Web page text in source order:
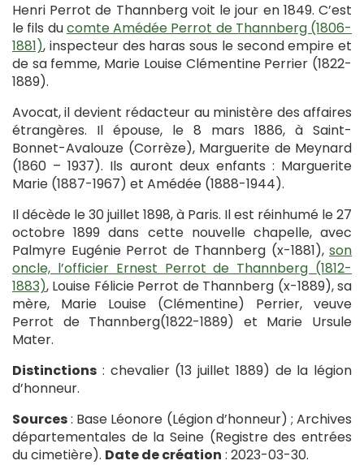
Henri Perrot de Thannberg voit le jour en 1849. C’est
le fils ducomte Amédée Perrot de Thannberg (1806-
1881), inspecteur des haras sous le second empire et
de sa femme, Marie Louise Clémentine Perrier (1822-
1889).
Avocat, il devient rédacteur au ministère des affaires
étrangères. Il épouse, le 8 mars 1886, à Saint-
Bonnet-Avalouze (Corrèze), Marguerite de Meynard
(1860 – 1937). Ils auront deux enfants : Marguerite
Marie (1887-1967) et Amédée (1888-1944).
Il décède le 30 juillet 1898, à Paris. Il est réinhumé le 27
octobre 1899 dans cette nouvelle chapelle, avec
Palmyre Eugénie Perrot de Thannberg (x-1881), son
oncle, l’officier Ernest Perrot de Thannberg (1812-
1883), Louise Félicie Perrot de Thannberg (x-1889), sa
mère, Marie Louise (Clémentine) Perrier, veuve
Perrot de Thannberg(1822-1889) et Marie Ursule
Mater.
Distinctions : chevalier (13 juillet 1889) de la légion
d’honneur.
Sources: Base Léonore (Légion d’honneur) ; Archives
départementales de la Seine (Registre des entrées
du cimetière). Date de création : 2023-03-30.